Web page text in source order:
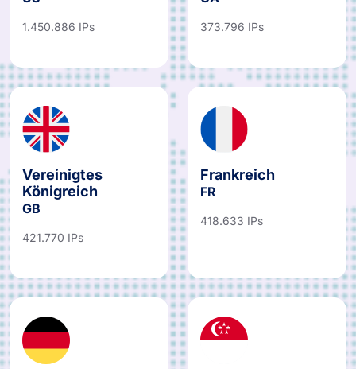
1.450.886 IPs 373.796 IPs
Vereinigtes
Königreich
GB
421.770 IPs
Frankreich
FR
418.633 IPs